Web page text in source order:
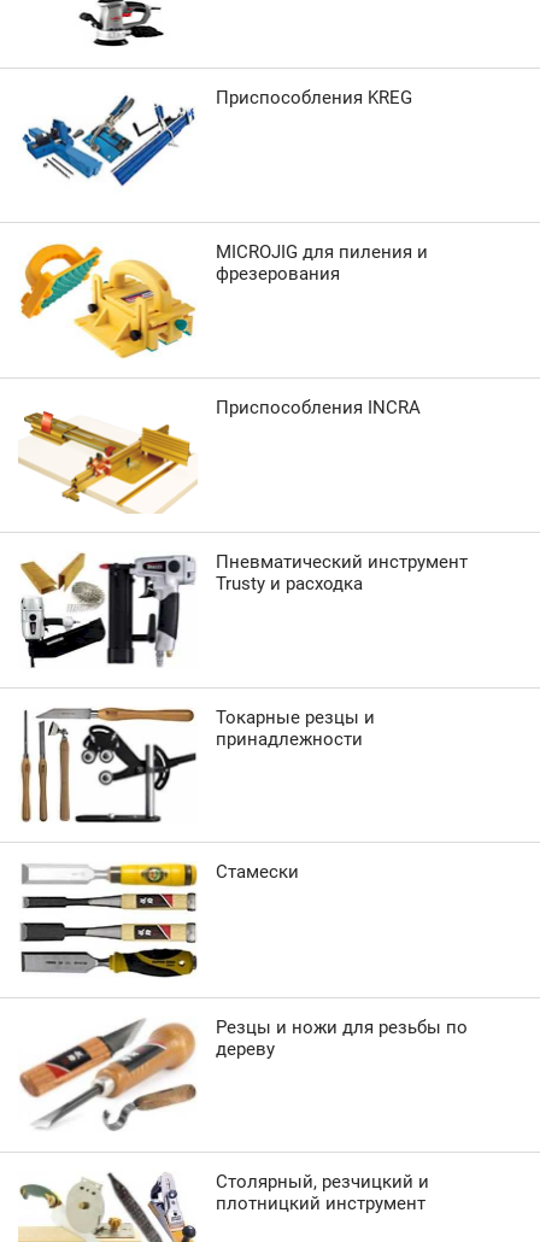
Приспособления KREG
MICROJIG для пиления и
фрезерования
Приспособления INCRA
Пневматический инструмент
Trusty и расходка
Токарные резцы и
принадлежности
Стамески
Резцы и ножи для резьбы по
дереву
Столярный, резчицкий и
плотницкий инструмент